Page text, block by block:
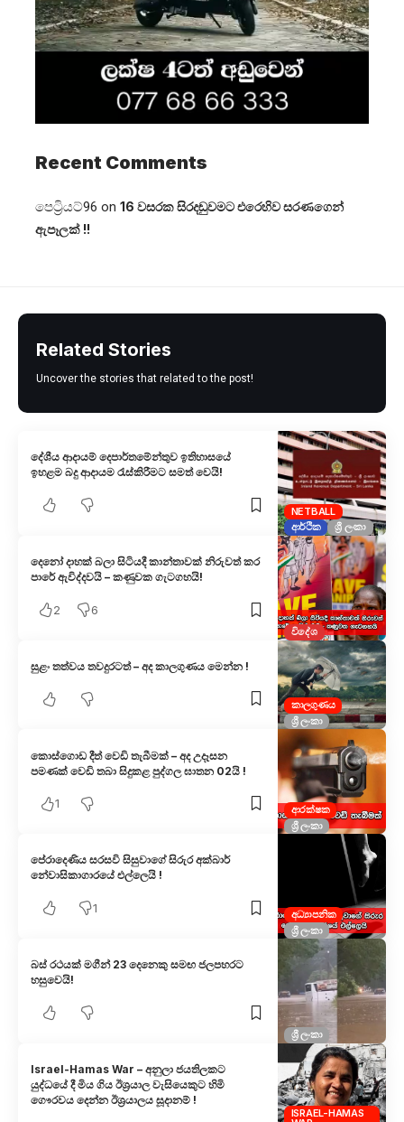
Recent Comments
පෙට්‍රියට්96 on 16 වසරක සිරදඬුවමට එරෙහිව සරණගෙන්
ඇපෑලක් !!
Related Stories
Uncover the stories that related to the post!
NETBALL
ආර්ථික
ශ්‍රී ලංකා
දේශීය ආදායම් දෙපාර්තමේන්තුව ඉතිහාසයේ
ඉහළම බදු ආදායම රැස්කිරීමට සමත් වෙයි!
විදේශ
දෙනෝ දාහක් බලා සිටියදී කාන්තාවක් නිරුවත් කර
පාරේ ඇවිද්දවයි – කණුවක ගැටගහයි!
2 6
කාලගුණය
ශ්‍රී ලංකා
සුළං තත්වය තවදුරටත් – අද කාලගුණය මෙන්න !
ආරක්ෂක
ශ්‍රී ලංකා
කොස්ගොඩ දීත් වෙඩි තැබීමක් – අද උදෑසන
පමණක් වෙඩි තබා සිදුකළ පුද්ගල ඝාතන 02යි !
1
අධ්‍යාපනික
ශ්‍රී ලංකා
පේරාදෙණිය සරසවි සිසුවාගේ සිරුර අක්බාර්
නේවාසිකාගාරයේ එල්ලෙයි !
1
ශ්‍රී ලංකා
බස් රථය​ක් මගීන් 23 දෙනෙකු සමඟ ජලපහරට
හසුවෙයි!
ISRAEL-HAMAS
Israel-Hamas War – අනුලා ජයතිලකට
යුද්ධයේ දී මිය ගිය ඊශ්‍රයාල වැසියෙකුට හිමි
ගෞරවය දෙන්න ඊශ්‍රයාලය සූදානම් !